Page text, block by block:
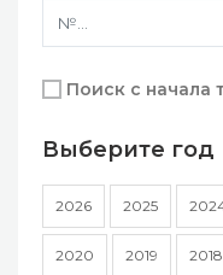
Поиск с начала
Выберите год
2026 2025
2020 2019 2018